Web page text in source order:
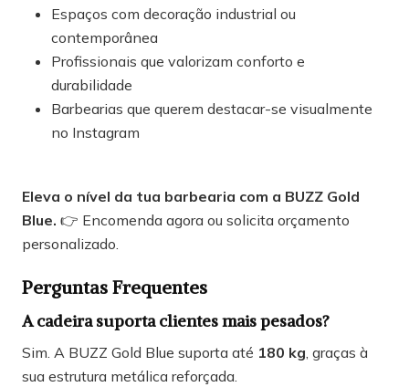
Espaços com decoração industrial ou
contemporânea
Profissionais que valorizam conforto e
durabilidade
Barbearias que querem destacar-se visualmente
no Instagram
Eleva o nível da tua barbearia com a BUZZ Gold
Blue. 👉 Encomenda agora ou solicita orçamento
personalizado.
Perguntas Frequentes
A cadeira suporta clientes mais pesados?
Sim. A BUZZ Gold Blue suporta até 180 kg, graças à
sua estrutura metálica reforçada.